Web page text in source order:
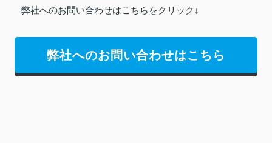
弊社へのお問い合わせはこちらをクリック↓
弊社へのお問い合わせはこちら